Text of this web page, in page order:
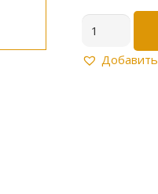
товара
Задвижка